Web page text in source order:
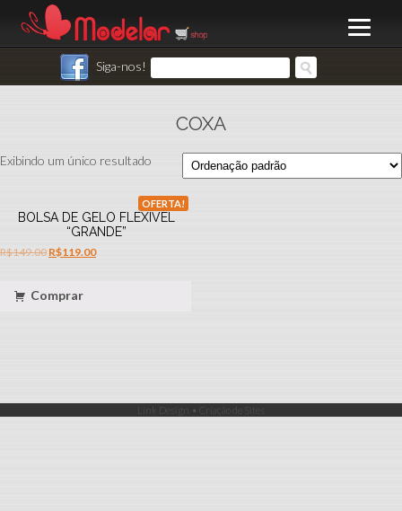
Siga-nos!
COXA
Exibindo um único resultado
OFERTA!
BOLSA DE GELO FLEXIVEL
“GRANDE”
R$149.00 R$119.00
Comprar
Link Design • Criação de Sites